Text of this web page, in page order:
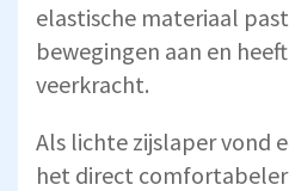
elastische materiaal
bewegingen aan en
veerkracht.
Als lichte zijslaper vond
het direct